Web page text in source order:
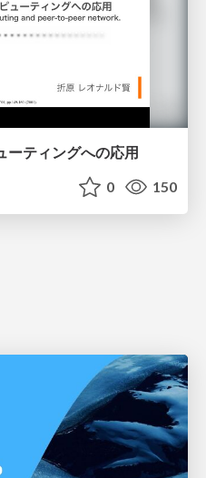
ーティングへの応用
0 150